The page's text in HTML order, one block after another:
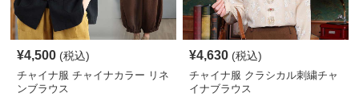
¥4,500 (税込)
チャイナ服 チャイナカラー リネ
ンブラウス
¥4,630 (税込)
チャイナ服 クラシカル刺繍チャ
イナブラウス